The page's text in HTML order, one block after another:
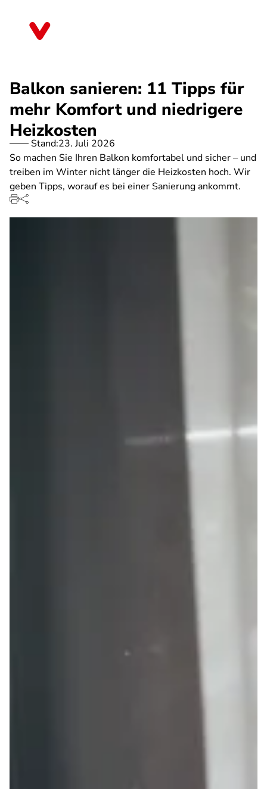
Balkon sanieren: 11 Tipps für
mehr Komfort und niedrigere
Heizkosten
Stand:23. Juli 2026
So machen Sie Ihren Balkon komfortabel und sicher – und
treiben im Winter nicht länger die Heizkosten hoch. Wir
geben Tipps, worauf es bei einer Sanierung ankommt.